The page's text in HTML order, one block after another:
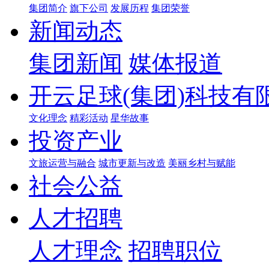
集团简介 旗下公司 发展历程 集团荣誉
新闻动态
集团新闻 媒体报道
开云足球(集团)科技有
文化理念 精彩活动 星华故事
投资产业
文旅运营与融合 城市更新与改造 美丽乡村与赋能
社会公益
人才招聘
人才理念 招聘职位